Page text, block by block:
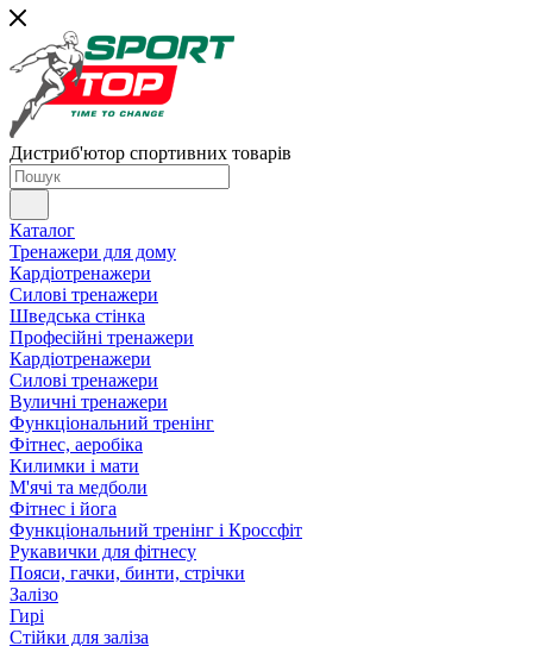
Дистриб'ютор спортивних товарів
Каталог
Тренажери для дому
Кардіотренажери
Силові тренажери
Шведська стінка
Професійні тренажери
Кардіотренажери
Силові тренажери
Вуличні тренажери
Функціональний тренінг
Фітнес, аеробіка
Килимки і мати
М'ячі та медболи
Фітнес і йога
Функціональний тренінг і Кроссфіт
Рукавички для фітнесу
Пояси, гачки, бинти, стрічки
Залізо
Гирі
Стійки для заліза